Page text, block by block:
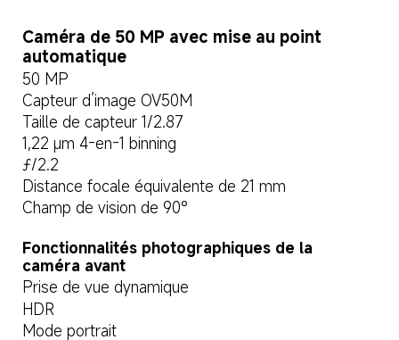
Caméra de 50 MP avec mise au point
automatique
50 MP
Capteur d’image OV50M
Taille de capteur 1/2.87
1,22 μm 4-en-1 binning
ƒ/2.2
Distance focale équivalente de 21 mm
Champ de vision de 90°
Fonctionnalités photographiques de la
caméra avant
Prise de vue dynamique
HDR
Mode portrait